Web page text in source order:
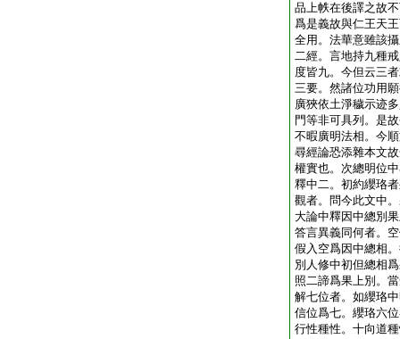
品上帙在後譯之故
爲是義故與仁王天
全用。法華意雖該
二經。言地持九種
度皆九。今但云三
三要。然諸位功用
廣狹依土淨穢示迹
門等非可具列。是
不暇廣明法相。今
尋經論恐添雜本文
權實也。次總明位
釋中二。初約纓珞
觀者。問今此文中
大論中釋因中總別
答言異義同何者。
假入空爲因中總相
別人修中初但總相
照二諦爲果上別。
解七位者。如纓珞
信位爲七。纓珞六
行性種性。十向道